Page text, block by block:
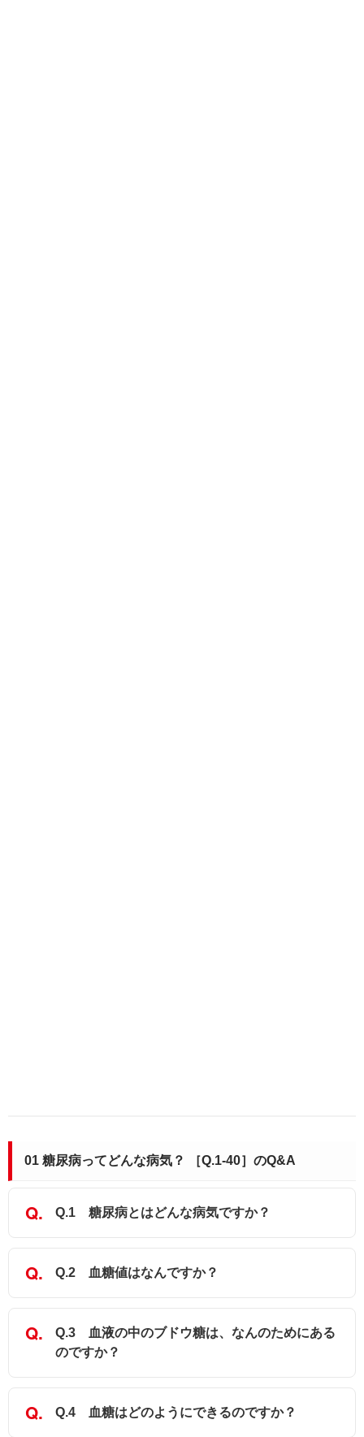
01 糖尿病ってどんな病気？ ［Q.1-40］のQ&A
Q.1 糖尿病とはどんな病気ですか？
Q.2 血糖値はなんですか？
Q.3 血液の中のブドウ糖は、なんのためにある
のですか？
Q.4 血糖はどのようにできるのですか？